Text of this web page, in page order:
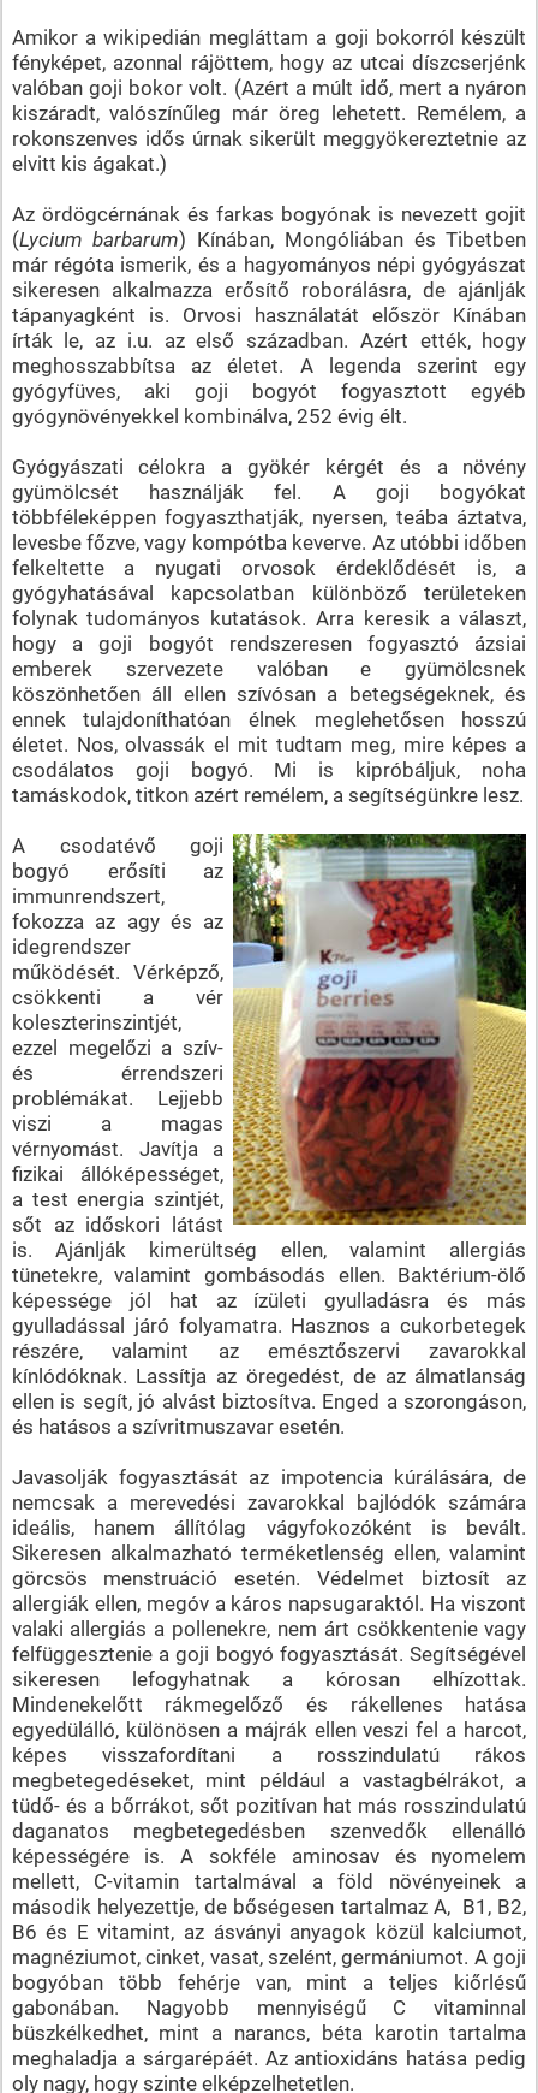
Amikor a wikipedián megláttam a goji bokorról készült
fényképet, azonnal rájöttem, hogy az utcai díszcserjénk
valóban goji bokor volt. (Azért a múlt idő, mert a nyáron
kiszáradt, valószínűleg már öreg lehetett. Remélem, a
rokonszenves idős úrnak sikerült meggyökereztetnie az
elvitt kis ágakat.)
Az ördögcérnának és farkas bogyónak is nevezett gojit
(Lycium barbarum) Kínában, Mongóliában és Tibetben
már régóta ismerik, és a hagyományos népi gyógyászat
sikeresen alkalmazza erősítő roborálásra, de ajánlják
tápanyagként is. Orvosi használatát először Kínában
írták le, az i.u. az első században. Azért ették, hogy
meghosszabbítsa az életet. A legenda szerint egy
gyógyfüves, aki goji bogyót fogyasztott egyéb
gyógynövényekkel kombinálva, 252 évig élt.
Gyógyászati célokra a gyökér kérgét és a növény
gyümölcsét használják fel. A goji bogyókat
többféleképpen fogyaszthatják, nyersen, teába áztatva,
levesbe főzve, vagy kompótba keverve. Az utóbbi időben
felkeltette a nyugati orvosok érdeklődését is, a
gyógyhatásával kapcsolatban különböző területeken
folynak tudományos kutatások. Arra keresik a választ,
hogy a goji bogyót rendszeresen fogyasztó ázsiai
emberek szervezete valóban e gyümölcsnek
köszönhetően áll ellen szívósan a betegségeknek, és
ennek tulajdoníthatóan élnek meglehetősen hosszú
életet. Nos, olvassák el mit tudtam meg, mire képes a
csodálatos goji bogyó. Mi is kipróbáljuk, noha
tamáskodok, titkon azért remélem, a segítségünkre lesz.
A csodatévő goji
bogyó erősíti az
immunrendszert,
fokozza az agy és az
idegrendszer
működését. Vérképző,
csökkenti a vér
koleszterinszintjét,
ezzel megelőzi a szív-
és érrendszeri
problémákat. Lejjebb
viszi a magas
vérnyomást. Javítja a
fizikai állóképességet,
a test energia szintjét,
sőt az időskori látást
is. Ajánlják kimerültség ellen, valamint allergiás
tünetekre, valamint gombásodás ellen. Baktérium-ölő
képessége jól hat az ízületi gyulladásra és más
gyulladással járó folyamatra. Hasznos a cukorbetegek
részére, valamint az emésztőszervi zavarokkal
kínlódóknak. Lassítja az öregedést, de az álmatlanság
ellen is segít, jó alvást biztosítva. Enged a szorongáson,
és hatásos a szívritmuszavar esetén.
Javasolják fogyasztását az impotencia kúrálására, de
nemcsak a merevedési zavarokkal bajlódók számára
ideális, hanem állítólag vágyfokozóként is bevált.
Sikeresen alkalmazható terméketlenség ellen, valamint
görcsös menstruáció esetén. Védelmet biztosít az
allergiák ellen, megóv a káros napsugaraktól. Ha viszont
valaki allergiás a pollenekre, nem árt csökkentenie vagy
felfüggesztenie a goji bogyó fogyasztását. Segítségével
sikeresen lefogyhatnak a kórosan elhízottak.
Mindenekelőtt rákmegelőző és rákellenes hatása
egyedülálló, különösen a májrák ellen veszi fel a harcot,
képes visszafordítani a rosszindulatú rákos
megbetegedéseket, mint például a vastagbélrákot, a
tüdő- és a bőrrákot, sőt pozitívan hat más rosszindulatú
daganatos megbetegedésben szenvedők ellenálló
képességére is. A sokféle aminosav és nyomelem
mellett, C-vitamin tartalmával a föld növényeinek a
második helyezettje, de bőségesen tartalmaz A, B1, B2,
B6 és E vitamint, az ásványi anyagok közül kalciumot,
magnéziumot, cinket, vasat, szelént, germániumot. A goji
bogyóban több fehérje van, mint a teljes kiőrlésű
gabonában. Nagyobb mennyiségű C vitaminnal
büszkélkedhet, mint a narancs, béta karotin tartalma
meghaladja a sárgarépáét. Az antioxidáns hatása pedig
oly nagy, hogy szinte elképzelhetetlen.